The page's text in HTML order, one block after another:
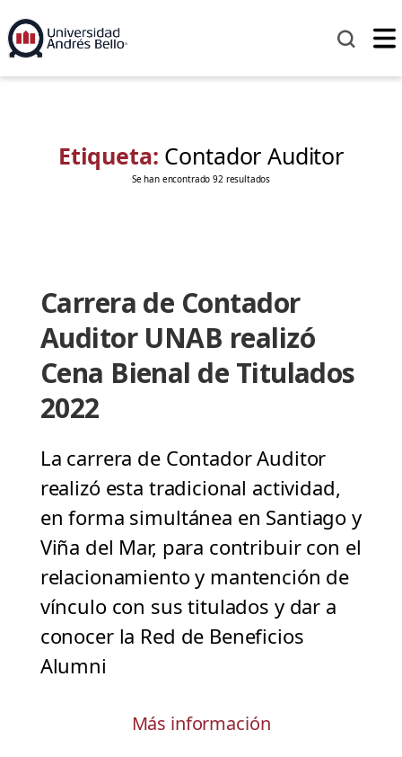
Etiqueta: Contador Auditor
Se han encontrado 92 resultados
Carrera de Contador
Auditor UNAB realizó
Cena Bienal de Titulados
2022
La carrera de Contador Auditor
realizó esta tradicional actividad,
en forma simultánea en Santiago y
Viña del Mar, para contribuir con el
relacionamiento y mantención de
vínculo con sus titulados y dar a
conocer la Red de Beneficios
Alumni
Más información